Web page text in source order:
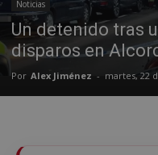
Noticias
Un detenido tras
disparos en
Por Alex Jiménez - martes, 22